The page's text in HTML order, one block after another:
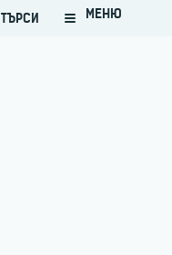
ТЪРСИ МЕНЮ